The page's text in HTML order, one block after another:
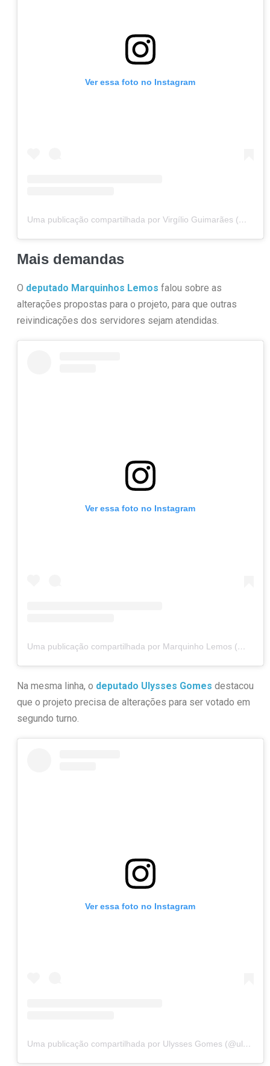
Ver essa foto no Instagram
Uma publicação compartilhada por Virgílio Guimarães (@virgilioguimaraesmg)
Mais demandas
O deputado Marquinhos Lemos falou sobre as
alterações propostas para o projeto, para que outras
reivindicações dos servidores sejam atendidas.
Ver essa foto no Instagram
Uma publicação compartilhada por Marquinho Lemos (@marquinhodeputado)
Na mesma linha, o deputado Ulysses Gomes destacou
que o projeto precisa de alterações para ser votado em
segundo turno.
Ver essa foto no Instagram
Uma publicação compartilhada por Ulysses Gomes (@ulyssesgomes)